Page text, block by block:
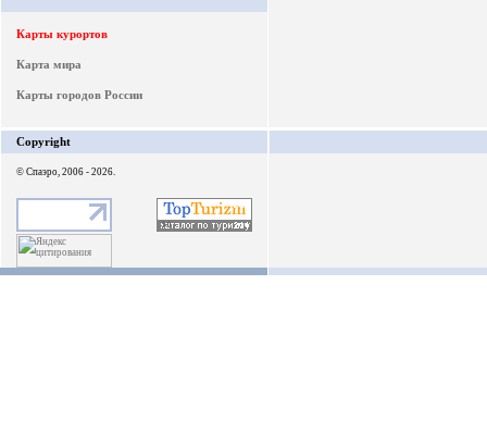
Карты курортов
Карта мира
Карты городов России
Copyright
© Спаэро, 2006 - 2026.